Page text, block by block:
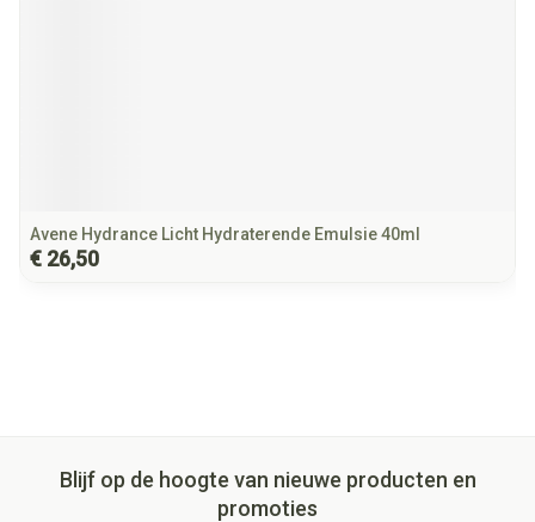
Avene Hydrance Licht Hydraterende Emulsie 40ml
€ 26,50
Blijf op de hoogte van nieuwe producten en
promoties